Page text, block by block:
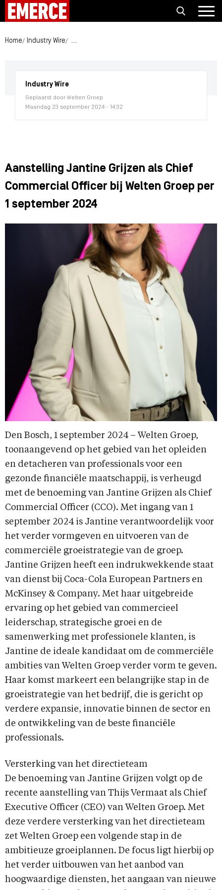
Home Industry Wire Aanstelling Jantine Grijzen als Chief Commercial
Industry Wire
Geplaatst door Welten Groep
Maandag 23 september 2024 - 14:32
Aanstelling Jantine Grijzen als Chief
Commercial Officer bij Welten Groep per
1 september 2024
Den Bosch, 1 september 2024 – Welten Groep,
toonaangevend op het gebied van het opleiden
en detacheren van professionals voor een
gezonde financiële maatschappij, is verheugd
met de benoeming van Jantine Grijzen als Chief
Commercial Officer (CCO). Met ingang van 1
september 2024 is Jantine verantwoordelijk voor
het verder vormgeven en uitvoeren van de
commerciële groeistrategie van de groep.
Jantine Grijzen heeft een indrukwekkende staat
van dienst bij Coca-Cola European Partners en
McKinsey & Company. Met haar uitgebreide
ervaring op het gebied van commercieel
leiderschap, strategische groei en de
samenwerking met professionele klanten, is
Jantine de ideale kandidaat om de commerciële
ambities van Welten Groep verder vorm te geven.
Haar komst markeert een belangrijke stap in de
groeistrategie van het bedrijf, die is gericht op
verdere expansie, innovatie binnen de sector en
de ontwikkeling van de beste financiële
professionals.
Versterking van het directieteam
De benoeming van Jantine Grijzen volgt op de
recente aanstelling van Thijs Vermaat als Chief
Executive Officer (CEO) van Welten Groep. Met
deze verdere versterking van het directieteam
zet Welten Groep een volgende stap in de
ambitieuze groeiplannen. De focus ligt hierbij op
het verder uitbouwen van het aanbod van
hoogwaardige diensten, het aangaan van nieuwe